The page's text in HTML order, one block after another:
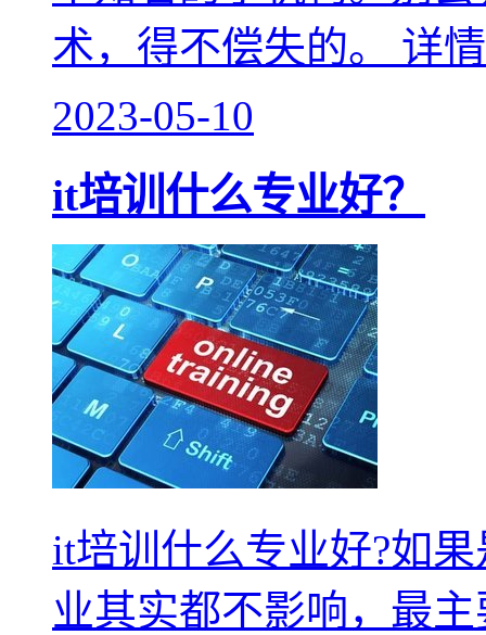
术，得不偿失的。 详
2023-05-10
it培训什么专业好？
it培训什么专业好?如
业其实都不影响，最